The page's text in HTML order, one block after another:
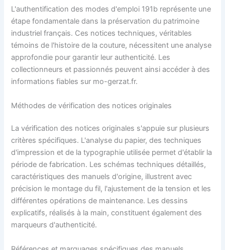
L'authentification des modes d'emploi 191b représente une
étape fondamentale dans la préservation du patrimoine
industriel français. Ces notices techniques, véritables
témoins de l'histoire de la couture, nécessitent une analyse
approfondie pour garantir leur authenticité. Les
collectionneurs et passionnés peuvent ainsi accéder à des
informations fiables sur mo-gerzat.fr.
Méthodes de vérification des notices originales
La vérification des notices originales s'appuie sur plusieurs
critères spécifiques. L'analyse du papier, des techniques
d'impression et de la typographie utilisée permet d'établir la
période de fabrication. Les schémas techniques détaillés,
caractéristiques des manuels d'origine, illustrent avec
précision le montage du fil, l'ajustement de la tension et les
différentes opérations de maintenance. Les dessins
explicatifs, réalisés à la main, constituent également des
marqueurs d'authenticité.